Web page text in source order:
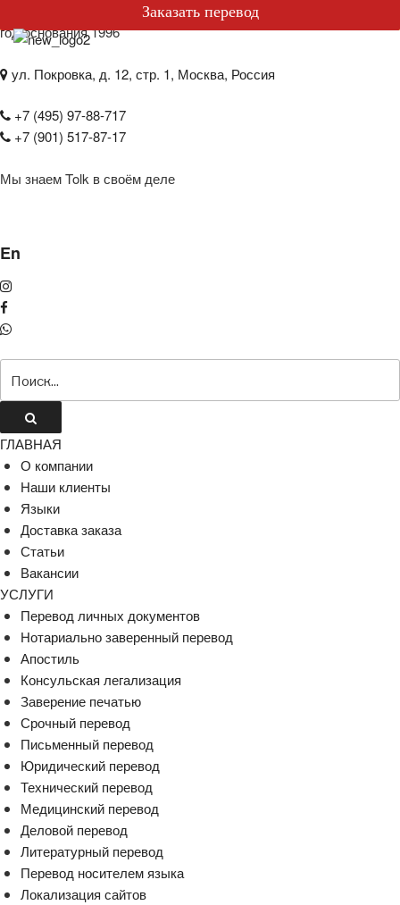
год основания 1996
ул. Покровка, д. 12, стр. 1, Москва, Россия
+7 (495) 97-88-717
+7 (901) 517-87-17
Мы знаем Tolk в своём деле
En
ГЛАВНАЯ
О компании
Наши клиенты
Языки
Доставка заказа
Статьи
Вакансии
УСЛУГИ
Перевод личных документов
Нотариально заверенный перевод
Апостиль
Консульская легализация
Заверение печатью
Срочный перевод
Письменный перевод
Юридический перевод
Технический перевод
Медицинский перевод
Деловой перевод
Литературный перевод
Перевод носителем языка
Локализация сайтов
Специальные предложения
Заказать перевод